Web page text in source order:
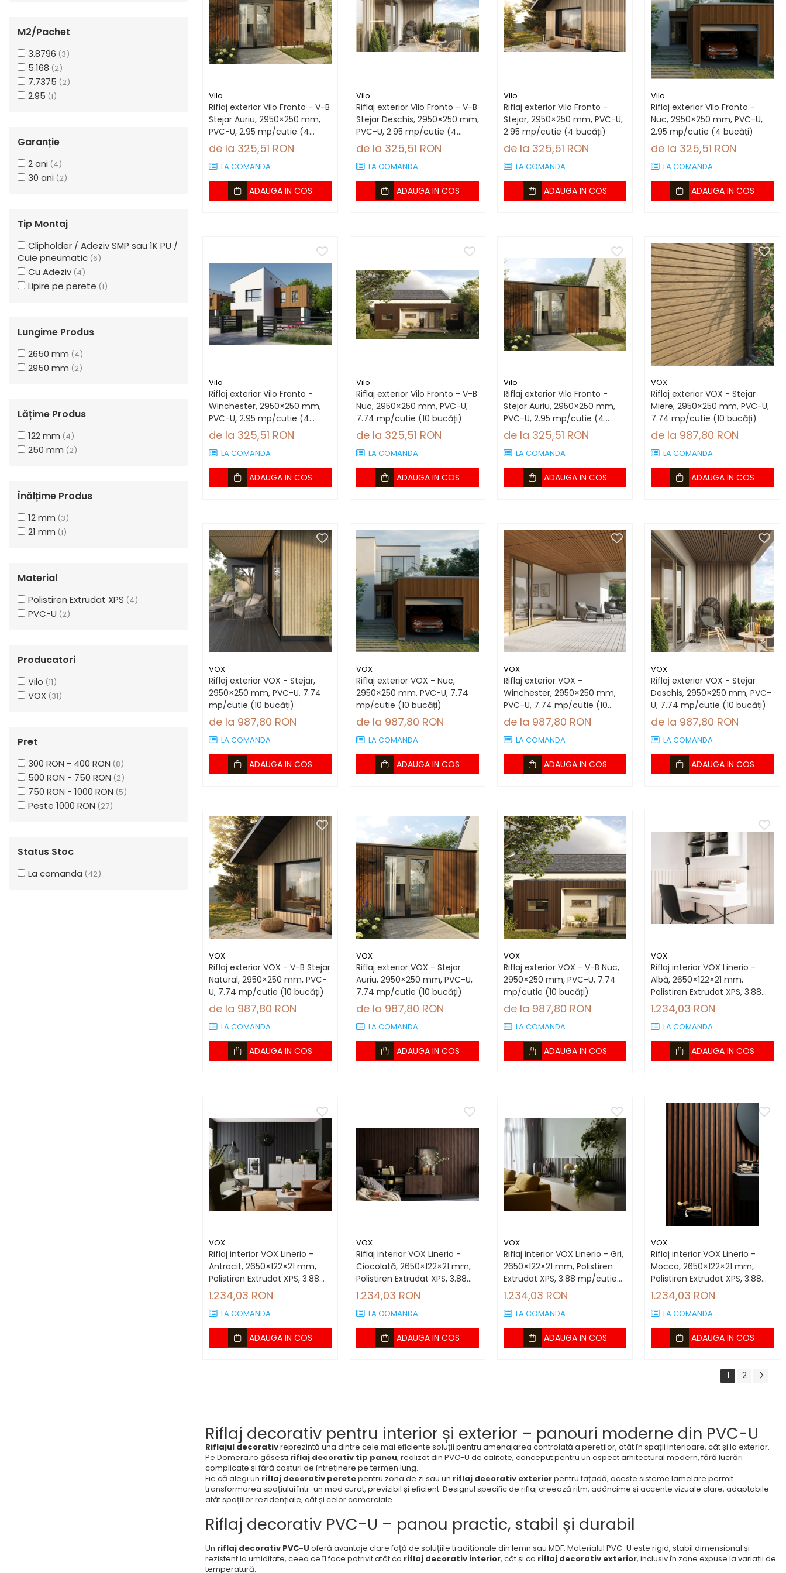
Panouri Decorative SPC
Panouri Decorative
Premium
M2/pachet
3.8796 (3)
5.168 (2)
7.7375 (2)
2.95 (1)
Garanție
2 ani (4)
30 ani (2)
Tip Montaj
Clipholder / Adeziv SMP sau 1K PU /
Cuie pneumatic (6)
Cu Adeziv (4)
Lipire pe perete (1)
Lungime Produs
2650 mm (4)
2950 mm (2)
Lățime Produs
122 mm (4)
250 mm (2)
Înălțime Produs
12 mm (3)
21 mm (1)
Material
Polistiren Extrudat XPS (4)
PVC-U (2)
Producatori
Vilo (11)
VOX (31)
Pret
300 RON - 400 RON (8)
500 RON - 750 RON (2)
750 RON - 1000 RON (5)
Peste 1000 RON (27)
Status Stoc
La comanda (42)
Vilo
Riflaj exterior Vilo Fronto - V-B
Stejar Auriu, 2950×250 mm,
PVC-U, 2.95 mp/cutie (4
bucăți)
de la 325,51 RON
LA COMANDA
ADAUGA IN COS
Vilo
Riflaj exterior Vilo Fronto - V-B
Stejar Deschis, 2950×250 mm,
PVC-U, 2.95 mp/cutie (4
bucăți)
de la 325,51 RON
LA COMANDA
ADAUGA IN COS
Vilo
Riflaj exterior Vilo Fronto -
Stejar, 2950×250 mm, PVC-U,
2.95 mp/cutie (4 bucăți)
de la 325,51 RON
LA COMANDA
ADAUGA IN COS
Vilo
Riflaj exterior Vilo Fronto -
Nuc, 2950×250 mm, PVC-U,
2.95 mp/cutie (4 bucăți)
de la 325,51 RON
LA COMANDA
ADAUGA IN COS
Vilo
Riflaj exterior Vilo Fronto -
Winchester, 2950×250 mm,
PVC-U, 2.95 mp/cutie (4
bucăți)
de la 325,51 RON
LA COMANDA
ADAUGA IN COS
Vilo
Riflaj exterior Vilo Fronto - V-B
Nuc, 2950×250 mm, PVC-U,
7.74 mp/cutie (10 bucăți)
de la 325,51 RON
LA COMANDA
ADAUGA IN COS
Vilo
Riflaj exterior Vilo Fronto -
Stejar Auriu, 2950×250 mm,
PVC-U, 2.95 mp/cutie (4
bucăți)
de la 325,51 RON
LA COMANDA
ADAUGA IN COS
VOX
Riflaj exterior VOX - Stejar
Miere, 2950×250 mm, PVC-U,
7.74 mp/cutie (10 bucăți)
de la 987,80 RON
LA COMANDA
ADAUGA IN COS
VOX
Riflaj exterior VOX - Stejar,
2950×250 mm, PVC-U, 7.74
mp/cutie (10 bucăți)
de la 987,80 RON
LA COMANDA
ADAUGA IN COS
VOX
Riflaj exterior VOX - Nuc,
2950×250 mm, PVC-U, 7.74
mp/cutie (10 bucăți)
de la 987,80 RON
LA COMANDA
ADAUGA IN COS
VOX
Riflaj exterior VOX -
Winchester, 2950×250 mm,
PVC-U, 7.74 mp/cutie (10
bucăți)
de la 987,80 RON
LA COMANDA
ADAUGA IN COS
VOX
Riflaj exterior VOX - Stejar
Deschis, 2950×250 mm, PVC-
U, 7.74 mp/cutie (10 bucăți)
de la 987,80 RON
LA COMANDA
ADAUGA IN COS
VOX
Riflaj exterior VOX - V-B Stejar
Natural, 2950×250 mm, PVC-
U, 7.74 mp/cutie (10 bucăți)
de la 987,80 RON
LA COMANDA
ADAUGA IN COS
VOX
Riflaj exterior VOX - Stejar
Auriu, 2950×250 mm, PVC-U,
7.74 mp/cutie (10 bucăți)
de la 987,80 RON
LA COMANDA
ADAUGA IN COS
VOX
Riflaj exterior VOX - V-B Nuc,
2950×250 mm, PVC-U, 7.74
mp/cutie (10 bucăți)
de la 987,80 RON
LA COMANDA
ADAUGA IN COS
VOX
Riflaj interior VOX Linerio -
Albă, 2650×122×21 mm,
Polistiren Extrudat XPS, 3.88
mp/cutie (12 bucăți)
1.234,03 RON
LA COMANDA
ADAUGA IN COS
VOX
Riflaj interior VOX Linerio -
Antracit, 2650×122×21 mm,
Polistiren Extrudat XPS, 3.88
mp/cutie (12 bucăți)
1.234,03 RON
LA COMANDA
ADAUGA IN COS
VOX
Riflaj interior VOX Linerio -
Ciocolată, 2650×122×21 mm,
Polistiren Extrudat XPS, 3.88
mp/cutie (12 bucăți)
1.234,03 RON
LA COMANDA
ADAUGA IN COS
VOX
Riflaj interior VOX Linerio - Gri,
2650×122×21 mm, Polistiren
Extrudat XPS, 3.88 mp/cutie
(12 bucăți)
1.234,03 RON
LA COMANDA
ADAUGA IN COS
VOX
Riflaj interior VOX Linerio -
Mocca, 2650×122×21 mm,
Polistiren Extrudat XPS, 3.88
mp/cutie (12 bucăți)
1.234,03 RON
LA COMANDA
ADAUGA IN COS
1 2
Riflaj decorativ pentru interior și exterior – panouri moderne din PVC-U
Riflajul decorativreprezintă una dintre cele mai eficiente soluții pentru amenajarea controlată a pereților, atât în spații interioare, cât și la exterior.
Pe Domera.ro găsești riflaj decorativ tip panou, realizat din PVC-U de calitate, conceput pentru un aspect arhitectural modern, fără lucrări
complicate și fără costuri de întreținere pe termen lung.
Fie că alegi un riflaj decorativ peretepentru zona de zi sau un riflaj decorativ exteriorpentru fațadă, aceste sisteme lamelare permit
transformarea spațiului într-un mod curat, previzibil și eficient. Designul specific de riflaj creează ritm, adâncime și accente vizuale clare, adaptabile
atât spațiilor rezidențiale, cât și celor comerciale.
Riflaj decorativ PVC-U – panou practic, stabil și durabil
Un riflaj decorativ PVC-U oferă avantaje clare față de soluțiile tradiționale din lemn sau MDF. Materialul PVC-U este rigid, stabil dimensional și
rezistent la umiditate, ceea ce îl face potrivit atât ca riflaj decorativ interior, cât și ca riflaj decorativ exterior, inclusiv în zone expuse la variații de
temperatură.